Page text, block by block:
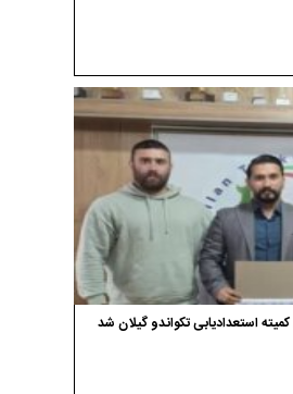
استعدادیابی تکواندو گیلان شد